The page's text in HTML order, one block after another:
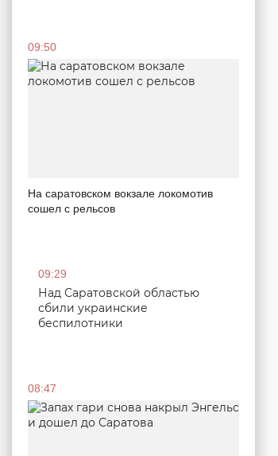
09:50
На саратовском вокзале локомотив
сошел с рельсов
09:29
Над Саратовской областью
сбили украинские
беспилотники
08:47